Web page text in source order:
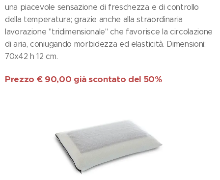
una piacevole sensazione di freschezza e di controllo
della temperatura; grazie anche alla straordinaria
lavorazione "tridimensionale" che favorisce la circolazione
di aria, coniugando morbidezza ed elasticità. Dimensioni:
70x42 h 12 cm.
Prezzo € 90,00 già scontato del 50%